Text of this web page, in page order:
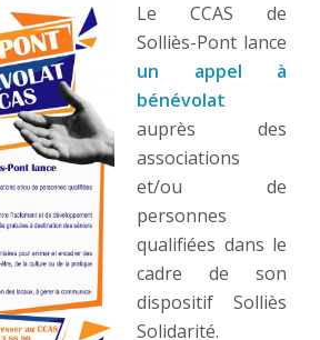
Le CCAS de
Solliès-Pont lance
un appel à
bénévolat
auprès des
associations
et/ou de
personnes
qualifiées dans le
cadre de son
dispositif Solliès
Solidarité.